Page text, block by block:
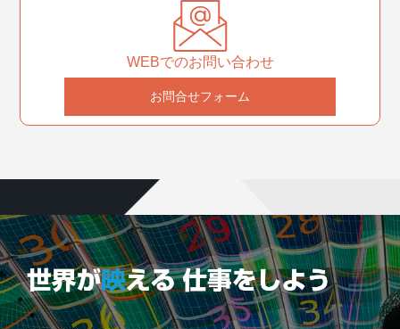
WEBでのお問い合わせ
お問合せフォーム